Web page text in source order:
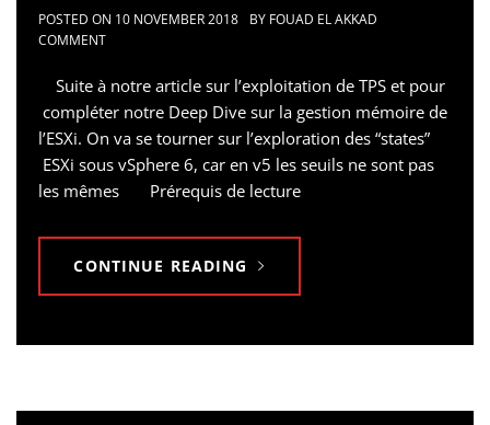
POSTED ON 10 NOVEMBER 2018 BY FOUAD EL AKKAD
COMMENT
Suite à notre article sur l’exploitation de TPS et pour
compléter notre Deep Dive sur la gestion mémoire de
l’ESXi. On va se tourner sur l’exploration des “states”
ESXi sous vSphere 6, car en v5 les seuils ne sont pas
les mêmes Prérequis de lecture
CONTINUE READING